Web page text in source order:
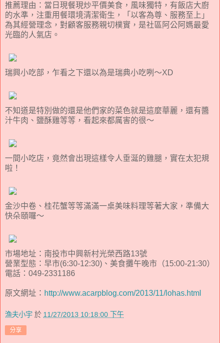
推薦理由：當日現餐現炒平價美食，風味獨特，有飯店大廚
的水準，注重用餐環境清潔衛生，「以客為尊、服務至上」
為其經營理念，對顧客服務親切樸實，是社區阿公阿媽最愛
光臨的人氣店。
瑞興小吃部，乍看之下還以為是瑞典小吃咧～XD
不知道是特別做的還是他們家的菜色就是這麼華麗，還有醬
汁牛肉、鹽酥雞等等，看起來都厲害的很～
一間小吃店，竟然會出現這樣令人垂涎的雞腿，實在太犯規
啦！
金沙中卷、桂花蟹等等滿滿一桌美味料理等著大家，準備大
快朵頤囉～
市場地址：南投市中興新村光榮西路13號
營業型態：早市(6:30-12:30)、美食攤午晚市（15:00-21:30）
電話：049-2331186
原文網址： http://www.acarpblog.com/2013/11/lohas.html
漁夫小宇 於 11/27/2013 10:18:00 下午
分享